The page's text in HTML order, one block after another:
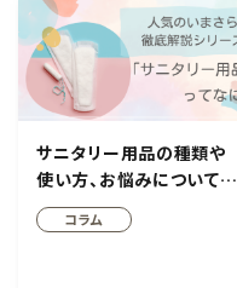
フード
ブランド
サニタリー用品の種類や
使い方、お悩みについて詳
しく解説
コラム